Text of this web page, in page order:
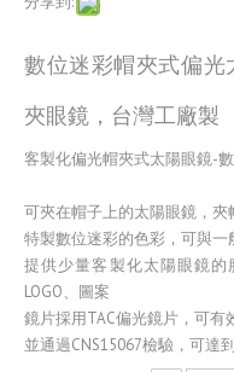
數位迷彩帽夾式偏
夾眼鏡，台灣工廠製
客製化偏光帽夾式太陽眼鏡-
可夾在帽子上的太陽眼鏡，夾
特製數位迷彩的色彩，可與
提供少量客製化太陽眼鏡
LOGO、圖案
鏡片採用TAC偏光鏡片，可有
並通過CNS15067檢驗，可達